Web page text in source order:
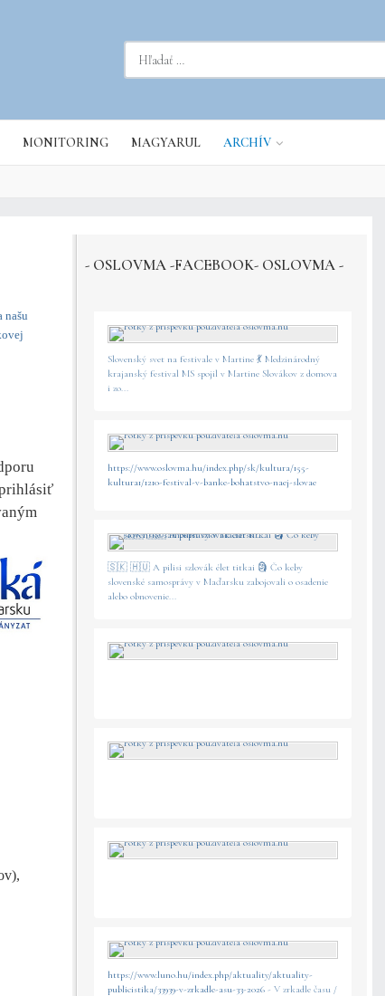
MONITORING MAGYARUL ARCHÍV
našu
- OSLOVMA -FACEBOOK- OSLOVMA -
Slovenský svet na festivale v Martine 💃 Medzinárodný
krajanský festival MS spojil v Martine Slovákov z domova
i zo...
https://www.oslovma.hu/index.php/sk/kultura/155-
kultura1/1210-festival-v-banke-bohatstvo-naej-slovae
🇸🇰 🇭🇺 A pilisi szlovák élet titkai 🗿 Čo keby
slovenské samosprávy v Maďarsku zabojovali o osadenie
alebo obnovenie...
https://www.luno.hu/index.php/aktuality/aktuality-
publicistika/33939-v-zrkadle-asu-33-2026 - V zrkadle času /